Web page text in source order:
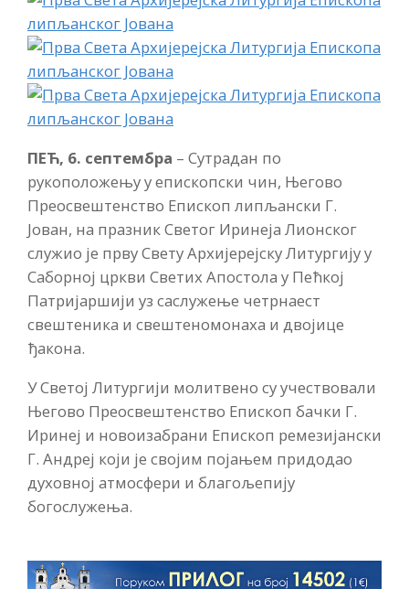
ПЕЋ, 6. септембра – Сутрадан по
рукоположењу у епископски чин, Његово
Преосвештенство Епископ липљански Г.
Јован, на празник Светог Иринеја Лионског
служио је прву Свету Архијерејску Литургију у
Саборној цркви Светих Апостола у Пећкој
Патријаршији уз саслужење четрнаест
свештеника и свештеномонаха и двојице
ђакона.
У Светој Литургији молитвено су учествовали
Његово Преосвештенство Епископ бачки Г.
Иринеј и новоизабрани Епископ ремезијански
Г. Андреј који је својим појањем придодао
духовној атмосфери и благољепију
богослужења.